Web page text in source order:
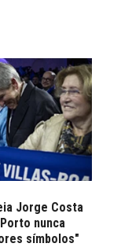
Jorge Costa
nunca
símbolos"